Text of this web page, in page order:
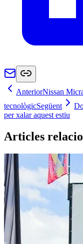
AnteriorNissan
tecnològicSegüent
per xalar aquest estiu
Articles